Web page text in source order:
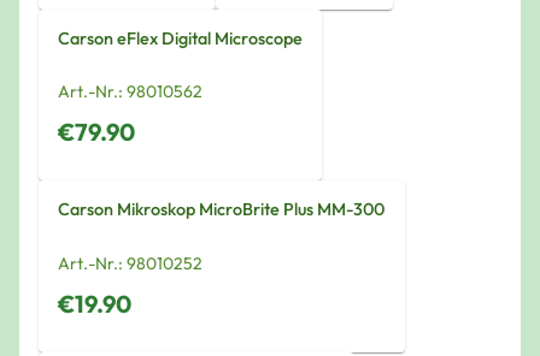
Carson eFlex Digital Microscope
Art.-Nr.: 98010562
€79.90
Carson Mikroskop MicroBrite Plus MM-300
Art.-Nr.: 98010252
€19.90